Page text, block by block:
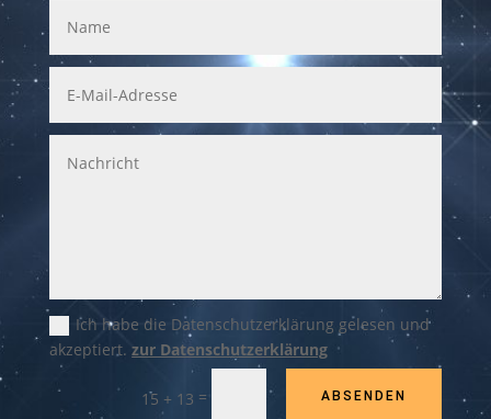
Ich habe die Datenschutzerklärung gelesen und
akzeptiert.zur Datenschutzerklärung
15 + 13 = ABSENDEN